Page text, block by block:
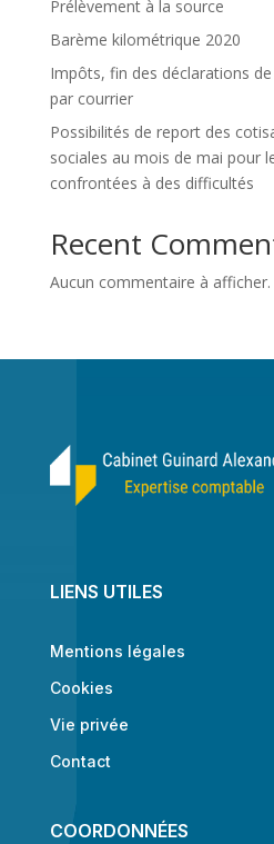
Prélèvement à la source
Barème kilométrique 2020
Impôts, fin des déclarations
par courrier
Possibilités de report des
sociales au mois de mai pour
confrontées à des difficultés
Recent
Aucun commentaire à afficher.
LIENS UTILES
Mentions légales
Cookies
Vie privée
Contact
COORDONNÉES